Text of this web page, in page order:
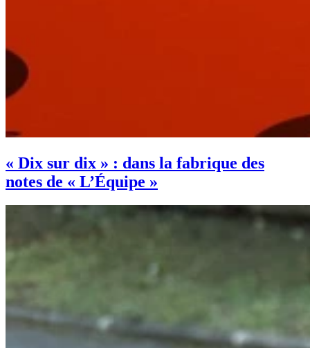
« Dix sur dix » : dans la fabrique des
notes de « L’Équipe »